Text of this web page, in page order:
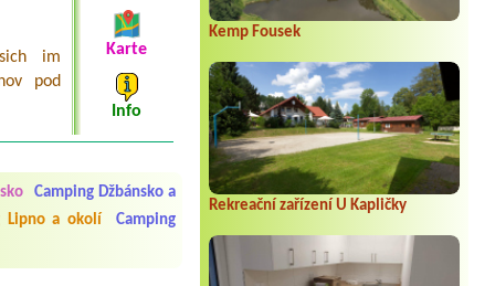
Kemp Fousek
Rekreační zařízení U Kapličky
im
pod
Karte
Info
Camping Džbánsko a
Lipno a okolí
Camping
občerstvení. Co nás ale
den jsem si připadala
krásné čisté,koupání